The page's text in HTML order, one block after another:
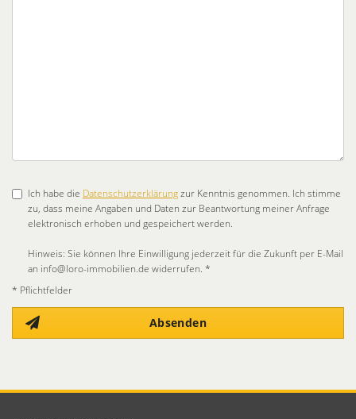
Ich habe die Datenschutzerklärungzur Kenntnis genommen. Ich stimme
zu, dass meine Angaben und Daten zur Beantwortung meiner Anfrage
elektronisch erhoben und gespeichert werden.
Hinweis: Sie können Ihre Einwilligung jederzeit für die Zukunft per E-Mail
an info@loro-immobilien.de widerrufen. *
* Pflichtfelder
Absenden